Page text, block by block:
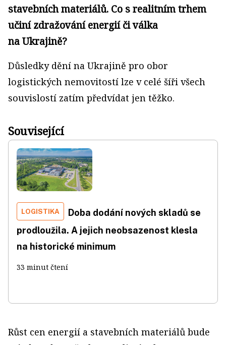
stavebních materiálů. Co s realitním trhem
učiní zdražování energií či válka
na Ukrajině?
Důsledky dění na Ukrajině pro obor
logistických nemovitostí lze v celé šíři všech
souvislostí zatím předvídat jen těžko.
Související
LOGISTIKA
Doba dodání nových skladů se
prodloužila. A jejich neobsazenost klesla
na historické minimum
33 minut čtení
Růst cen energií a stavebních materiálů bude